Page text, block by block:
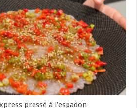
pressé à l’espadon